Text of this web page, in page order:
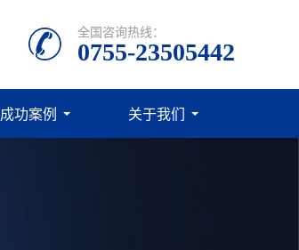
全国咨询热线：
0755-23505442
成功案例 关于我们